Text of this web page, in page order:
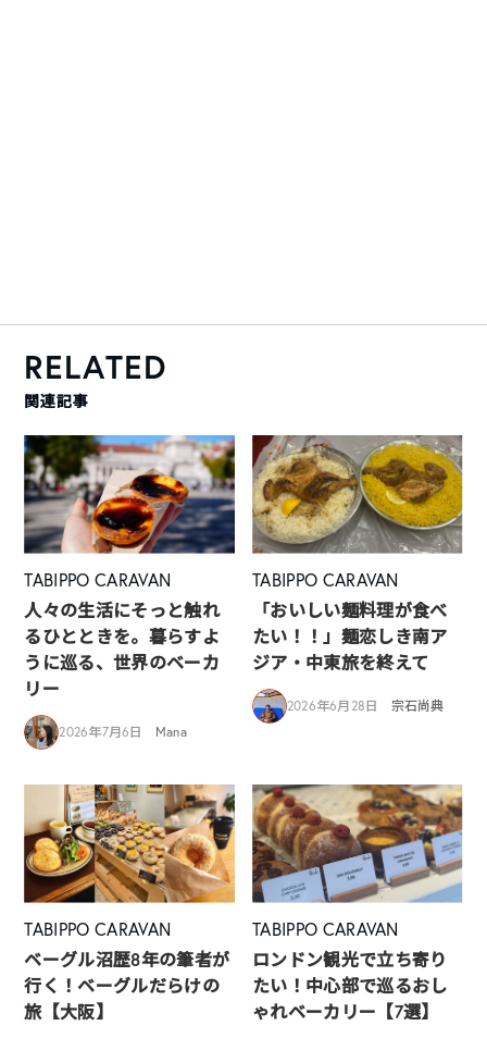
RELATED
関連記事
TABIPPO CARAVAN
人々の生活にそっと触れ
るひとときを。暮らすよ
うに巡る、世界のベーカ
リー
2026年7月6日 Mana
TABIPPO CARAVAN
「おいしい麺料理が食べ
たい！！」麺恋しき南ア
ジア・中東旅を終えて
2026年6月28日 宗石尚典
TABIPPO CARAVAN
ベーグル沼歴8年の筆者が
行く！ベーグルだらけの
旅【大阪】
TABIPPO CARAVAN
ロンドン観光で立ち寄り
たい！中心部で巡るおし
ゃれベーカリー【7選】